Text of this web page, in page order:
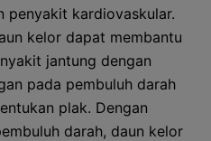
penyakit kardiovaskular.
kelor dapat membantu
jantung dengan
pada pembuluh darah
plak. Dengan
darah, daun kelor